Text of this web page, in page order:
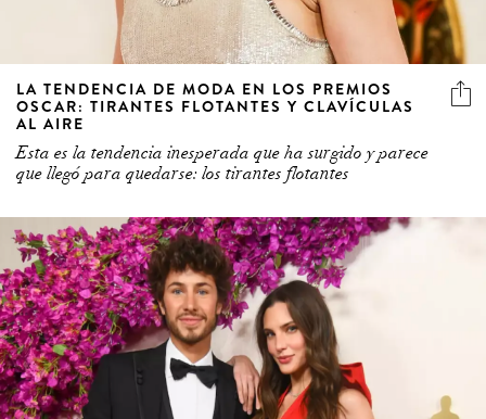
LA TENDENCIA DE MODA EN LOS PREMIOS
OSCAR: TIRANTES FLOTANTES Y CLAVÍCULAS
AL AIRE
Esta es la tendencia inesperada que ha surgido y parece
que llegó para quedarse: los tirantes flotantes